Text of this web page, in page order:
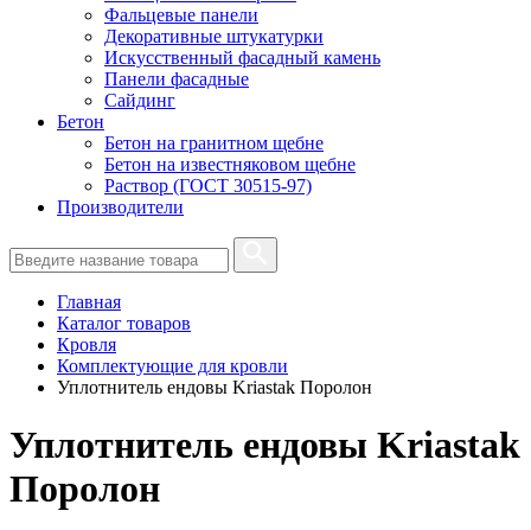
Фальцевые панели
Декоративные штукатурки
Искусственный фасадный камень
Панели фасадные
Сайдинг
Бетон
Бетон на гранитном щебне
Бетон на известняковом щебне
Раствор (ГОСТ 30515-97)
Производители
Главная
Каталог товаров
Кровля
Комплектующие для кровли
Уплотнитель ендовы Kriastak Поролон
Уплотнитель ендовы Kriastak
Поролон